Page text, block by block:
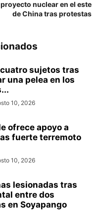
proyecto nuclear en el este
de China tras protestas
sujetos tras
una pelea en los
10, 2026
ofrece apoyo a
fuerte terremoto
10, 2026
lesionadas tras
entre dos
en Soyapango